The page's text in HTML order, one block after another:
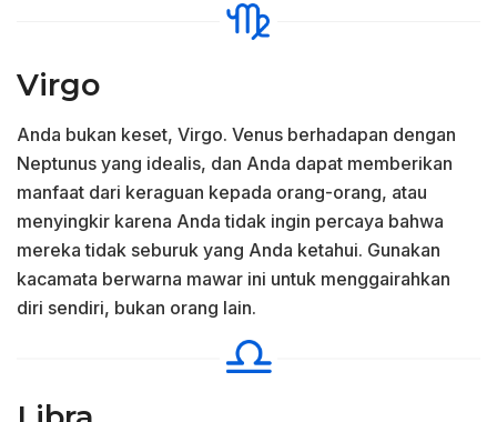
Virgo
Anda bukan keset, Virgo. Venus berhadapan dengan
Neptunus yang idealis, dan Anda dapat memberikan
manfaat dari keraguan kepada orang-orang, atau
menyingkir karena Anda tidak ingin percaya bahwa
mereka tidak seburuk yang Anda ketahui. Gunakan
kacamata berwarna mawar ini untuk menggairahkan
diri sendiri, bukan orang lain.